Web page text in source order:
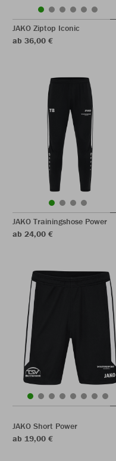
JAKO Ziptop Iconic
ab 36,00 €
JAKO Trainingshose Power
ab 24,00 €
JAKO Short Power
ab 19,00 €